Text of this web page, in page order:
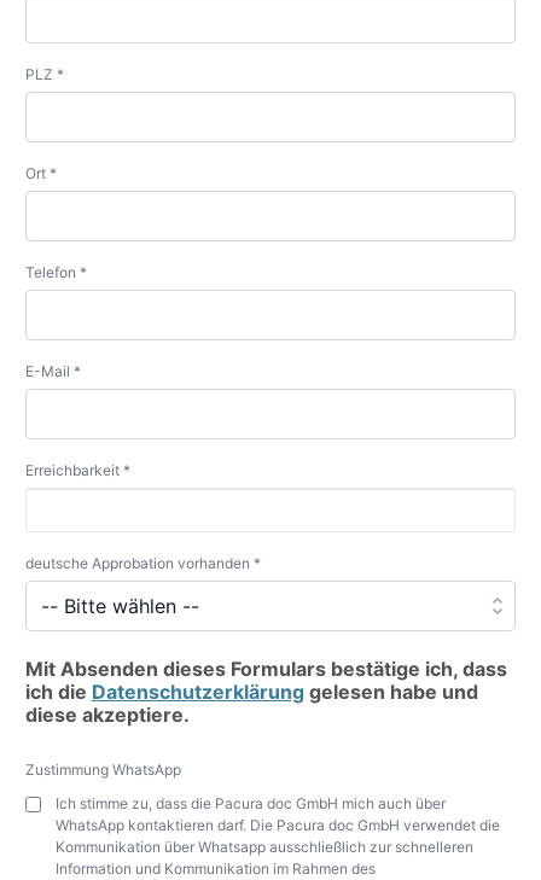
PLZ *
Ort *
Telefon *
E-Mail *
Erreichbarkeit *
deutsche Approbation vorhanden *
Mit Absenden dieses Formulars bestätige ich, dass
ich die Datenschutzerklärunggelesen habe und
diese akzeptiere.
Zustimmung WhatsApp
Ich stimme zu, dass die Pacura doc GmbH mich auch über
WhatsApp kontaktieren darf. Die Pacura doc GmbH verwendet die
Kommunikation über Whatsapp ausschließlich zur schnelleren
Information und Kommunikation im Rahmen des